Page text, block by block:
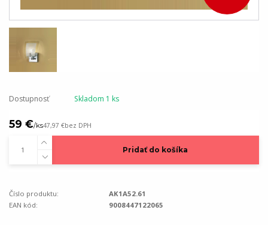
Dostupnosť Skladom 1 ks
59 €/ks47,97 €bez DPH
Pridať do košíka
Číslo produktu:
AK1A52.61
EAN kód:
9008447122065